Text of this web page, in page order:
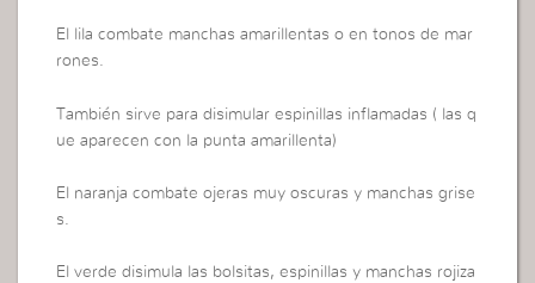
El lila combate manchas amarillentas o en tonos de mar
rones.
También sirve para disimular espinillas inflamadas ( las q
ue aparecen con la punta amarillenta)
El naranja combate ojeras muy oscuras y manchas grise
s.
El verde disimula las bolsitas, espinillas y manchas rojiza